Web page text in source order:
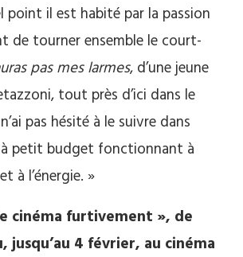
point il est habité par la passion
de tourner ensemble le court-
pas mes larmes, d’une jeune
tout près d’ici dans le
pas hésité à le suivre dans
petit budget fonctionnant à
à l’énergie. »
cinéma furtivement », de
jusqu’au 4 février, au cinéma